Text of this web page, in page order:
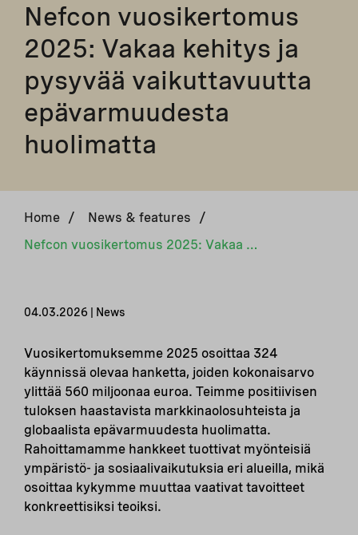
Nefcon vuosikertomus
2025: Vakaa kehitys ja
pysyvää vaikuttavuutta
epävarmuudesta
huolimatta
Home / News & features
/
Nefcon vuosikertomus 2025: Vakaa kehitys ja pysyvää vaikuttavuutta epävarmuudesta huolimatta
04.03.2026 | News
Vuosikertomuksemme 2025 osoittaa 324
käynnissä olevaa hanketta, joiden kokonaisarvo
ylittää 560 miljoonaa euroa. Teimme positiivisen
tuloksen haastavista markkinaolosuhteista ja
globaalista epävarmuudesta huolimatta.
Rahoittamamme hankkeet tuottivat myönteisiä
ympäristö- ja sosiaalivaikutuksia eri alueilla, mikä
osoittaa kykymme muuttaa vaativat tavoitteet
konkreettisiksi teoiksi.